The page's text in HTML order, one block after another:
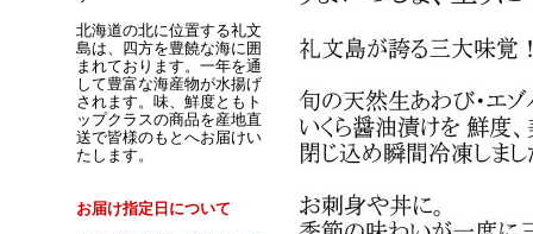
北海道の北に位置する礼文
島は、四方を豊饒な海に囲
まれております。一年を通
して豊富な海産物が水揚げ
されます。味、鮮度ともト
ップクラスの商品を産地直
送で皆様のもとへお届けい
たします。
お届け指定日について